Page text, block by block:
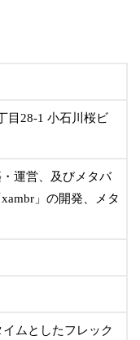
目28-1 小石川桜ビ
運営、及びメタバ
」の開発、メタ
イムとしたフレック